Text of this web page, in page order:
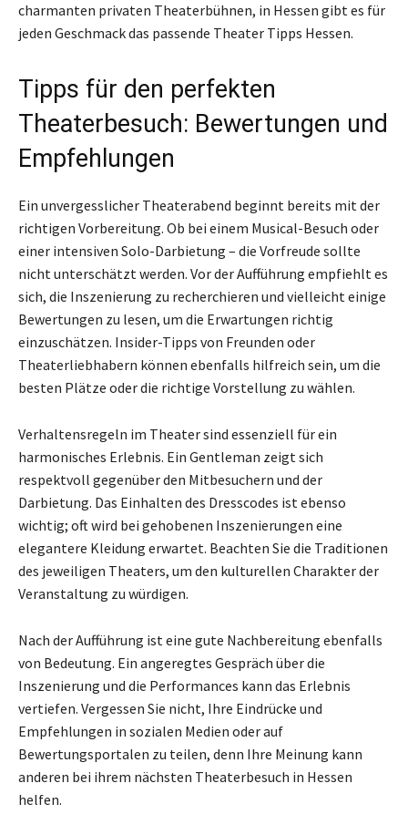
charmanten privaten Theaterbühnen, in Hessen gibt es für
jeden Geschmack das passende Theater Tipps Hessen.
Tipps für den perfekten
Theaterbesuch: Bewertungen und
Empfehlungen
Ein unvergesslicher Theaterabend beginnt bereits mit der
richtigen Vorbereitung. Ob bei einem Musical-Besuch oder
einer intensiven Solo-Darbietung – die Vorfreude sollte
nicht unterschätzt werden. Vor der Aufführung empfiehlt es
sich, die Inszenierung zu recherchieren und vielleicht einige
Bewertungen zu lesen, um die Erwartungen richtig
einzuschätzen. Insider-Tipps von Freunden oder
Theaterliebhabern können ebenfalls hilfreich sein, um die
besten Plätze oder die richtige Vorstellung zu wählen.
Verhaltensregeln im Theater sind essenziell für ein
harmonisches Erlebnis. Ein Gentleman zeigt sich
respektvoll gegenüber den Mitbesuchern und der
Darbietung. Das Einhalten des Dresscodes ist ebenso
wichtig; oft wird bei gehobenen Inszenierungen eine
elegantere Kleidung erwartet. Beachten Sie die Traditionen
des jeweiligen Theaters, um den kulturellen Charakter der
Veranstaltung zu würdigen.
Nach der Aufführung ist eine gute Nachbereitung ebenfalls
von Bedeutung. Ein angeregtes Gespräch über die
Inszenierung und die Performances kann das Erlebnis
vertiefen. Vergessen Sie nicht, Ihre Eindrücke und
Empfehlungen in sozialen Medien oder auf
Bewertungsportalen zu teilen, denn Ihre Meinung kann
anderen bei ihrem nächsten Theaterbesuch in Hessen
helfen.